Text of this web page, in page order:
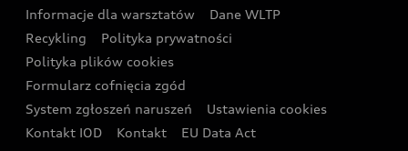
Oferta dla klientów prywatnych
Kalkulator rat
Ubezpieczenie
Katalog online akcesoriów
Audi driving experience
Audi quattro Cup
Audi i Puchar Świata w Skokach Narciarskich w
Zakopanem
Informacje dla warsztatów
Dane WLTP
Recykling
Polityka prywatności
Polityka plików cookies
Formularz cofnięcia zgód
System zgłoszeń naruszeń
Ustawienia cookies
Kontakt IOD
Kontakt EU Data Act